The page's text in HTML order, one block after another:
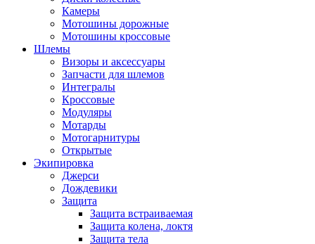
Камеры
Мотошины дорожные
Мотошины кроссовые
Шлемы
Визоры и аксессуары
Запчасти для шлемов
Интегралы
Кроссовые
Модуляры
Мотарды
Мотогарнитуры
Открытые
Экипировка
Джерси
Дождевики
Защита
Защита встраиваемая
Защита колена, локтя
Защита тела